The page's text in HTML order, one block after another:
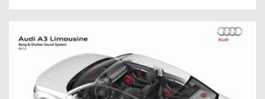
قراءة المقال